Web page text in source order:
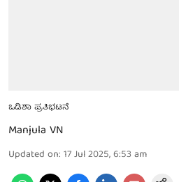
ಒಡಿಶಾ ಪ್ರತಿಭಟನೆ
Manjula VN
Updated on: 17 Jul 2025, 6:53 am